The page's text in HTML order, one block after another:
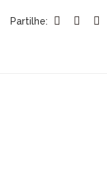
Partilhe: